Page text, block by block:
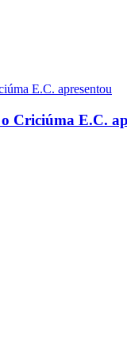
Criciúma E.C.